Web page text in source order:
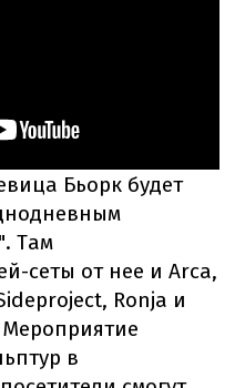
Бьорк будет
Там
сеты от нее и Arca,
Ronja и
в